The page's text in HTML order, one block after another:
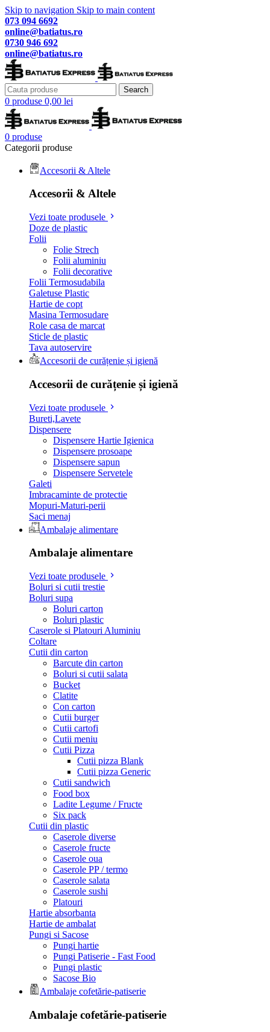
Skip to navigation Skip to main content
073 094 6692
online@batiatus.ro
0730 946 692
online@batiatus.ro
Search
0 produse 0,00 lei
0 produse
Categorii produse
Accesorii & Altele
Accesorii & Altele
Vezi toate produsele
Doze de plastic
Folii
Folie Strech
Folii aluminiu
Folii decorative
Folii Termosudabila
Galetuse Plastic
Hartie de copt
Masina Termosudare
Role casa de marcat
Sticle de plastic
Tava autoservire
Accesorii de curățenie și igienă
Accesorii de curățenie și igienă
Vezi toate produsele
Bureti,Lavete
Dispensere
Dispensere Hartie Igienica
Dispensere prosoape
Dispensere sapun
Dispensere Servetele
Galeti
Imbracaminte de protectie
Mopuri-Maturi-perii
Saci menaj
Ambalaje alimentare
Ambalaje alimentare
Vezi toate produsele
Boluri si cutii trestie
Boluri supa
Boluri carton
Boluri plastic
Caserole si Platouri Aluminiu
Coltare
Cutii din carton
Barcute din carton
Boluri si cutii salata
Bucket
Clatite
Con carton
Cutii burger
Cutii cartofi
Cutii meniu
Cutii Pizza
Cutii pizza Blank
Cutii pizza Generic
Cutii sandwich
Food box
Ladite Legume / Fructe
Six pack
Cutii din plastic
Caserole diverse
Caserole fructe
Caserole oua
Caserole PP / termo
Caserole salata
Caserole sushi
Platouri
Hartie absorbanta
Hartie de ambalat
Pungi si Sacose
Pungi hartie
Pungi Patiserie - Fast Food
Pungi plastic
Sacose Bio
Ambalaje cofetărie-patiserie
Ambalaje cofetărie-patiserie